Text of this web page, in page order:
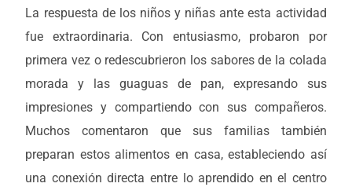
La respuesta de los niños y niñas ante esta actividad
fue extraordinaria. Con entusiasmo, probaron por
primera vez o redescubrieron los sabores de la colada
morada y las guaguas de pan, expresando sus
impresiones y compartiendo con sus compañeros.
Muchos comentaron que sus familias también
preparan estos alimentos en casa, estableciendo así
una conexión directa entre lo aprendido en el centro